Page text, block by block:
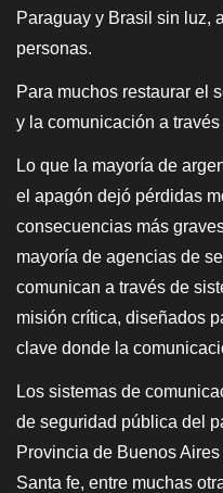
Paraguay y Brasil sin luz,
personas.
Para muchos restaurar el
y la comunicación a
Lo que la mayoría de
el apagón dejó pérdidas
consecuencias más
mayoría de agencias de
comunican a través de
misión crítica, diseñados
clave donde la
Los sistemas de
de seguridad pública del
Provincia de Buenos
Santa fe, entre muchas